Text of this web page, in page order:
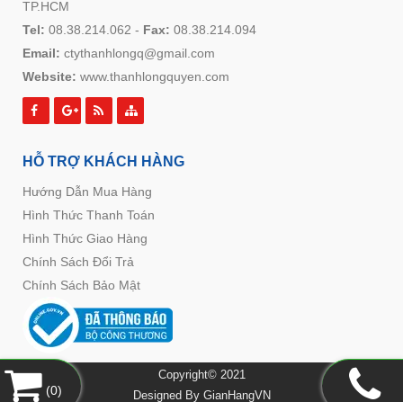
TP.HCM
Tel: 08.38.214.062 - Fax: 08.38.214.094
Email: ctythanhlongq@gmail.com
Website: www.thanhlongquyen.com
HỖ TRỢ KHÁCH HÀNG
Hướng Dẫn Mua Hàng
Hình Thức Thanh Toán
Hình Thức Giao Hàng
Chính Sách Đổi Trả
Chính Sách Bảo Mật
Copyright© 2021
Designed By GianHangVN
(0)